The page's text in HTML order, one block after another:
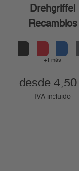
Drehgriffel
Recambios
+1 más
desde
IVA incluido